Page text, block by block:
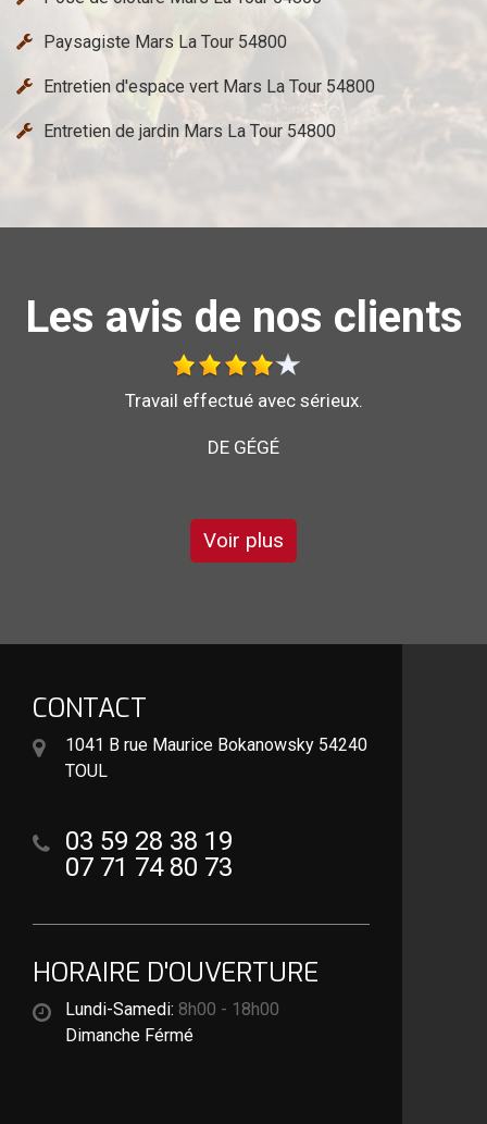
Paysagiste Mars La Tour 54800
Entretien d'espace vert Mars La Tour 54800
Entretien de jardin Mars La Tour 54800
Les avis de nos clients
Bonjour je vous recommande l'entreprise brochard
Voir plus
CONTACT
1041 B rue Maurice Bokanowsky 54240
TOUL
03 59 28 38 19
07 71 74 80 73
HORAIRE D'OUVERTURE
Lundi-Samedi: 8h00 - 18h00
Dimanche Férmé